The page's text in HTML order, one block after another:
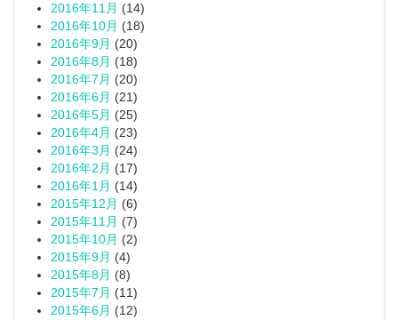
2016年11月 (14)
2016年10月 (18)
2016年9月 (20)
2016年8月 (18)
2016年7月 (20)
2016年6月 (21)
2016年5月 (25)
2016年4月 (23)
2016年3月 (24)
2016年2月 (17)
2016年1月 (14)
2015年12月 (6)
2015年11月 (7)
2015年10月 (2)
2015年9月 (4)
2015年8月 (8)
2015年7月 (11)
2015年6月 (12)